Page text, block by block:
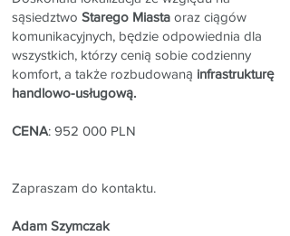
sąsiedztwo Starego Miasta oraz ciągów
komunikacyjnych, będzie odpowiednia dla
wszystkich, którzy cenią sobie codzienny
komfort, a także rozbudowaną infrastrukturę
handlowo-usługową.
CENA: 952 000 PLN
Zapraszam do kontaktu.
Adam Szymczak